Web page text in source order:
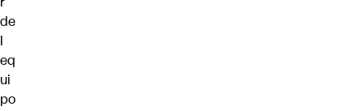
de
l
eq
ui
po